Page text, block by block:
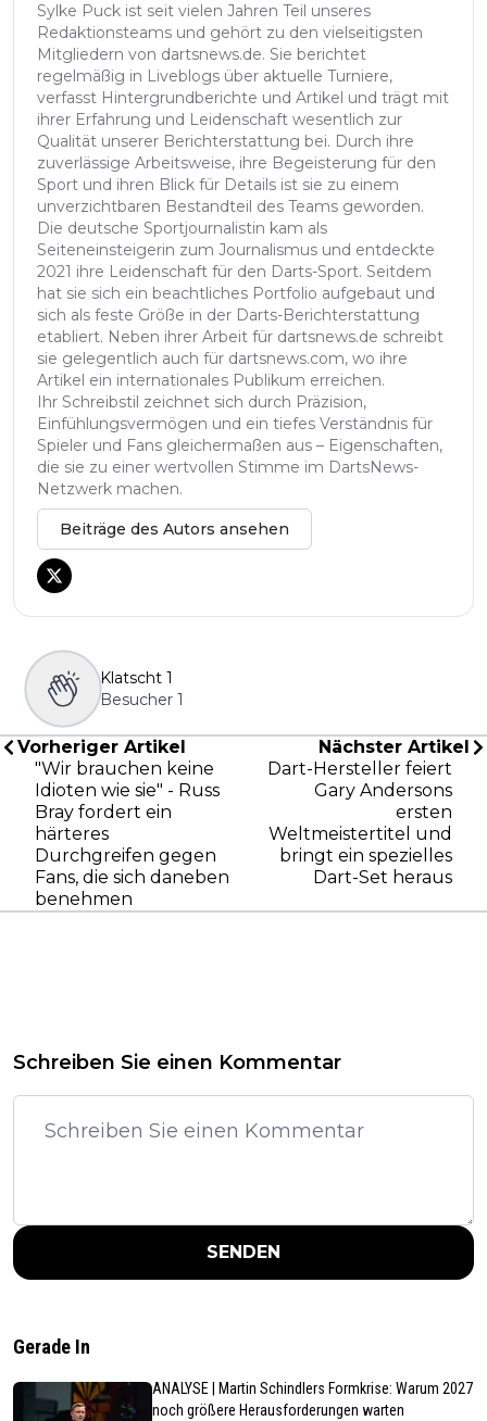
Sylke Puck ist seit vielen Jahren Teil unseres
Redaktionsteams und gehört zu den vielseitigsten
Mitgliedern von dartsnews.de. Sie berichtet
regelmäßig in Liveblogs über aktuelle Turniere,
verfasst Hintergrundberichte und Artikel und trägt mit
ihrer Erfahrung und Leidenschaft wesentlich zur
Qualität unserer Berichterstattung bei. Durch ihre
zuverlässige Arbeitsweise, ihre Begeisterung für den
Sport und ihren Blick für Details ist sie zu einem
unverzichtbaren Bestandteil des Teams geworden.
Die deutsche Sportjournalistin kam als
Seiteneinsteigerin zum Journalismus und entdeckte
2021 ihre Leidenschaft für den Darts-Sport. Seitdem
hat sie sich ein beachtliches Portfolio aufgebaut und
sich als feste Größe in der Darts-Berichterstattung
etabliert. Neben ihrer Arbeit für dartsnews.de schreibt
sie gelegentlich auch für dartsnews.com, wo ihre
Artikel ein internationales Publikum erreichen.
Ihr Schreibstil zeichnet sich durch Präzision,
Einfühlungsvermögen und ein tiefes Verständnis für
Spieler und Fans gleichermaßen aus – Eigenschaften,
die sie zu einer wertvollen Stimme im DartsNews-
Netzwerk machen.
Beiträge des Autors ansehen
Klatscht 1
Besucher 1
Vorheriger Artikel
"Wir brauchen keine
Idioten wie sie" - Russ
Bray fordert ein
härteres
Durchgreifen gegen
Fans, die sich daneben
benehmen
Nächster Artikel
Dart-Hersteller feiert
Gary Andersons
ersten
Weltmeistertitel und
bringt ein spezielles
Dart-Set heraus
Schreiben Sie einen Kommentar
SENDEN
Gerade In
ANALYSE | Martin Schindlers Formkrise: Warum 2027
noch größere Herausforderungen warten